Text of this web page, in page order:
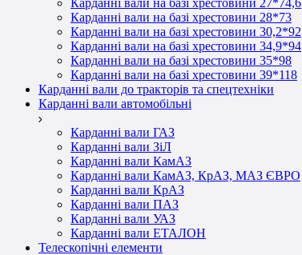
Карданні вали на базі хрестовини 27*74,6
Карданні вали на базі хрестовини 28*73
Карданні вали на базі хрестовини 30,2*92
Карданні вали на базі хрестовини 34,9*94
Карданні вали на базі хрестовини 35*98
Карданні вали на базі хрестовини 39*118
Карданні вали до тракторів та спецтехніки
Карданні вали автомобільні
Карданні вали ГАЗ
Карданні вали ЗіЛ
Карданні вали КамАЗ
Карданні вали КамАЗ, КрАЗ, МАЗ ЄВРО
Карданні вали КрАЗ
Карданні вали ПАЗ
Карданні вали УАЗ
Карданні вали ЕТАЛОН
Телескопічні елементи